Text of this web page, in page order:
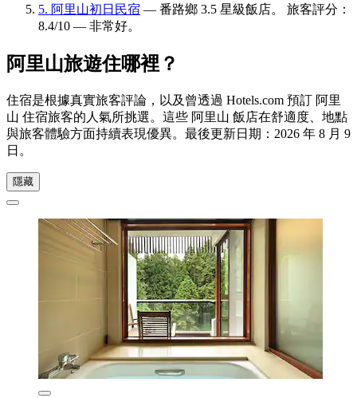
5. 阿里山初日民宿 — 番路鄉 3.5 星級飯店。 旅客評分：
8.4/10 — 非常好。
阿里山旅遊住哪裡？
住宿是根據真實旅客評論，以及曾透過 Hotels.com 預訂 阿里
山 住宿旅客的人氣所挑選。這些 阿里山 飯店在舒適度、地點
與旅客體驗方面持續表現優異。最後更新日期： 2026 年 8 月 9
日 。
隱藏